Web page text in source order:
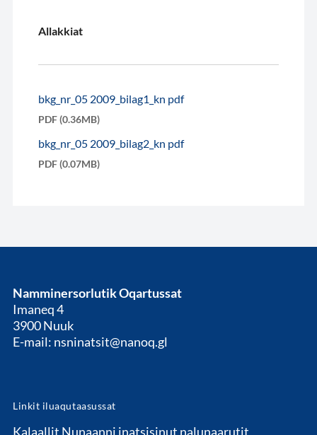
Allakkiat
bkg_nr_05 2009_bilag1_kn pdf
PDF (0.36MB)
bkg_nr_05 2009_bilag2_kn pdf
PDF (0.07MB)
Namminersorlutik Oqartussat
Imaneq 4
3900 Nuuk
E-mail: nsninatsit@nanoq.gl
Linkit iluaqutaasussat
Kalaallit Nunaanni inatsisinut nalunaarutit